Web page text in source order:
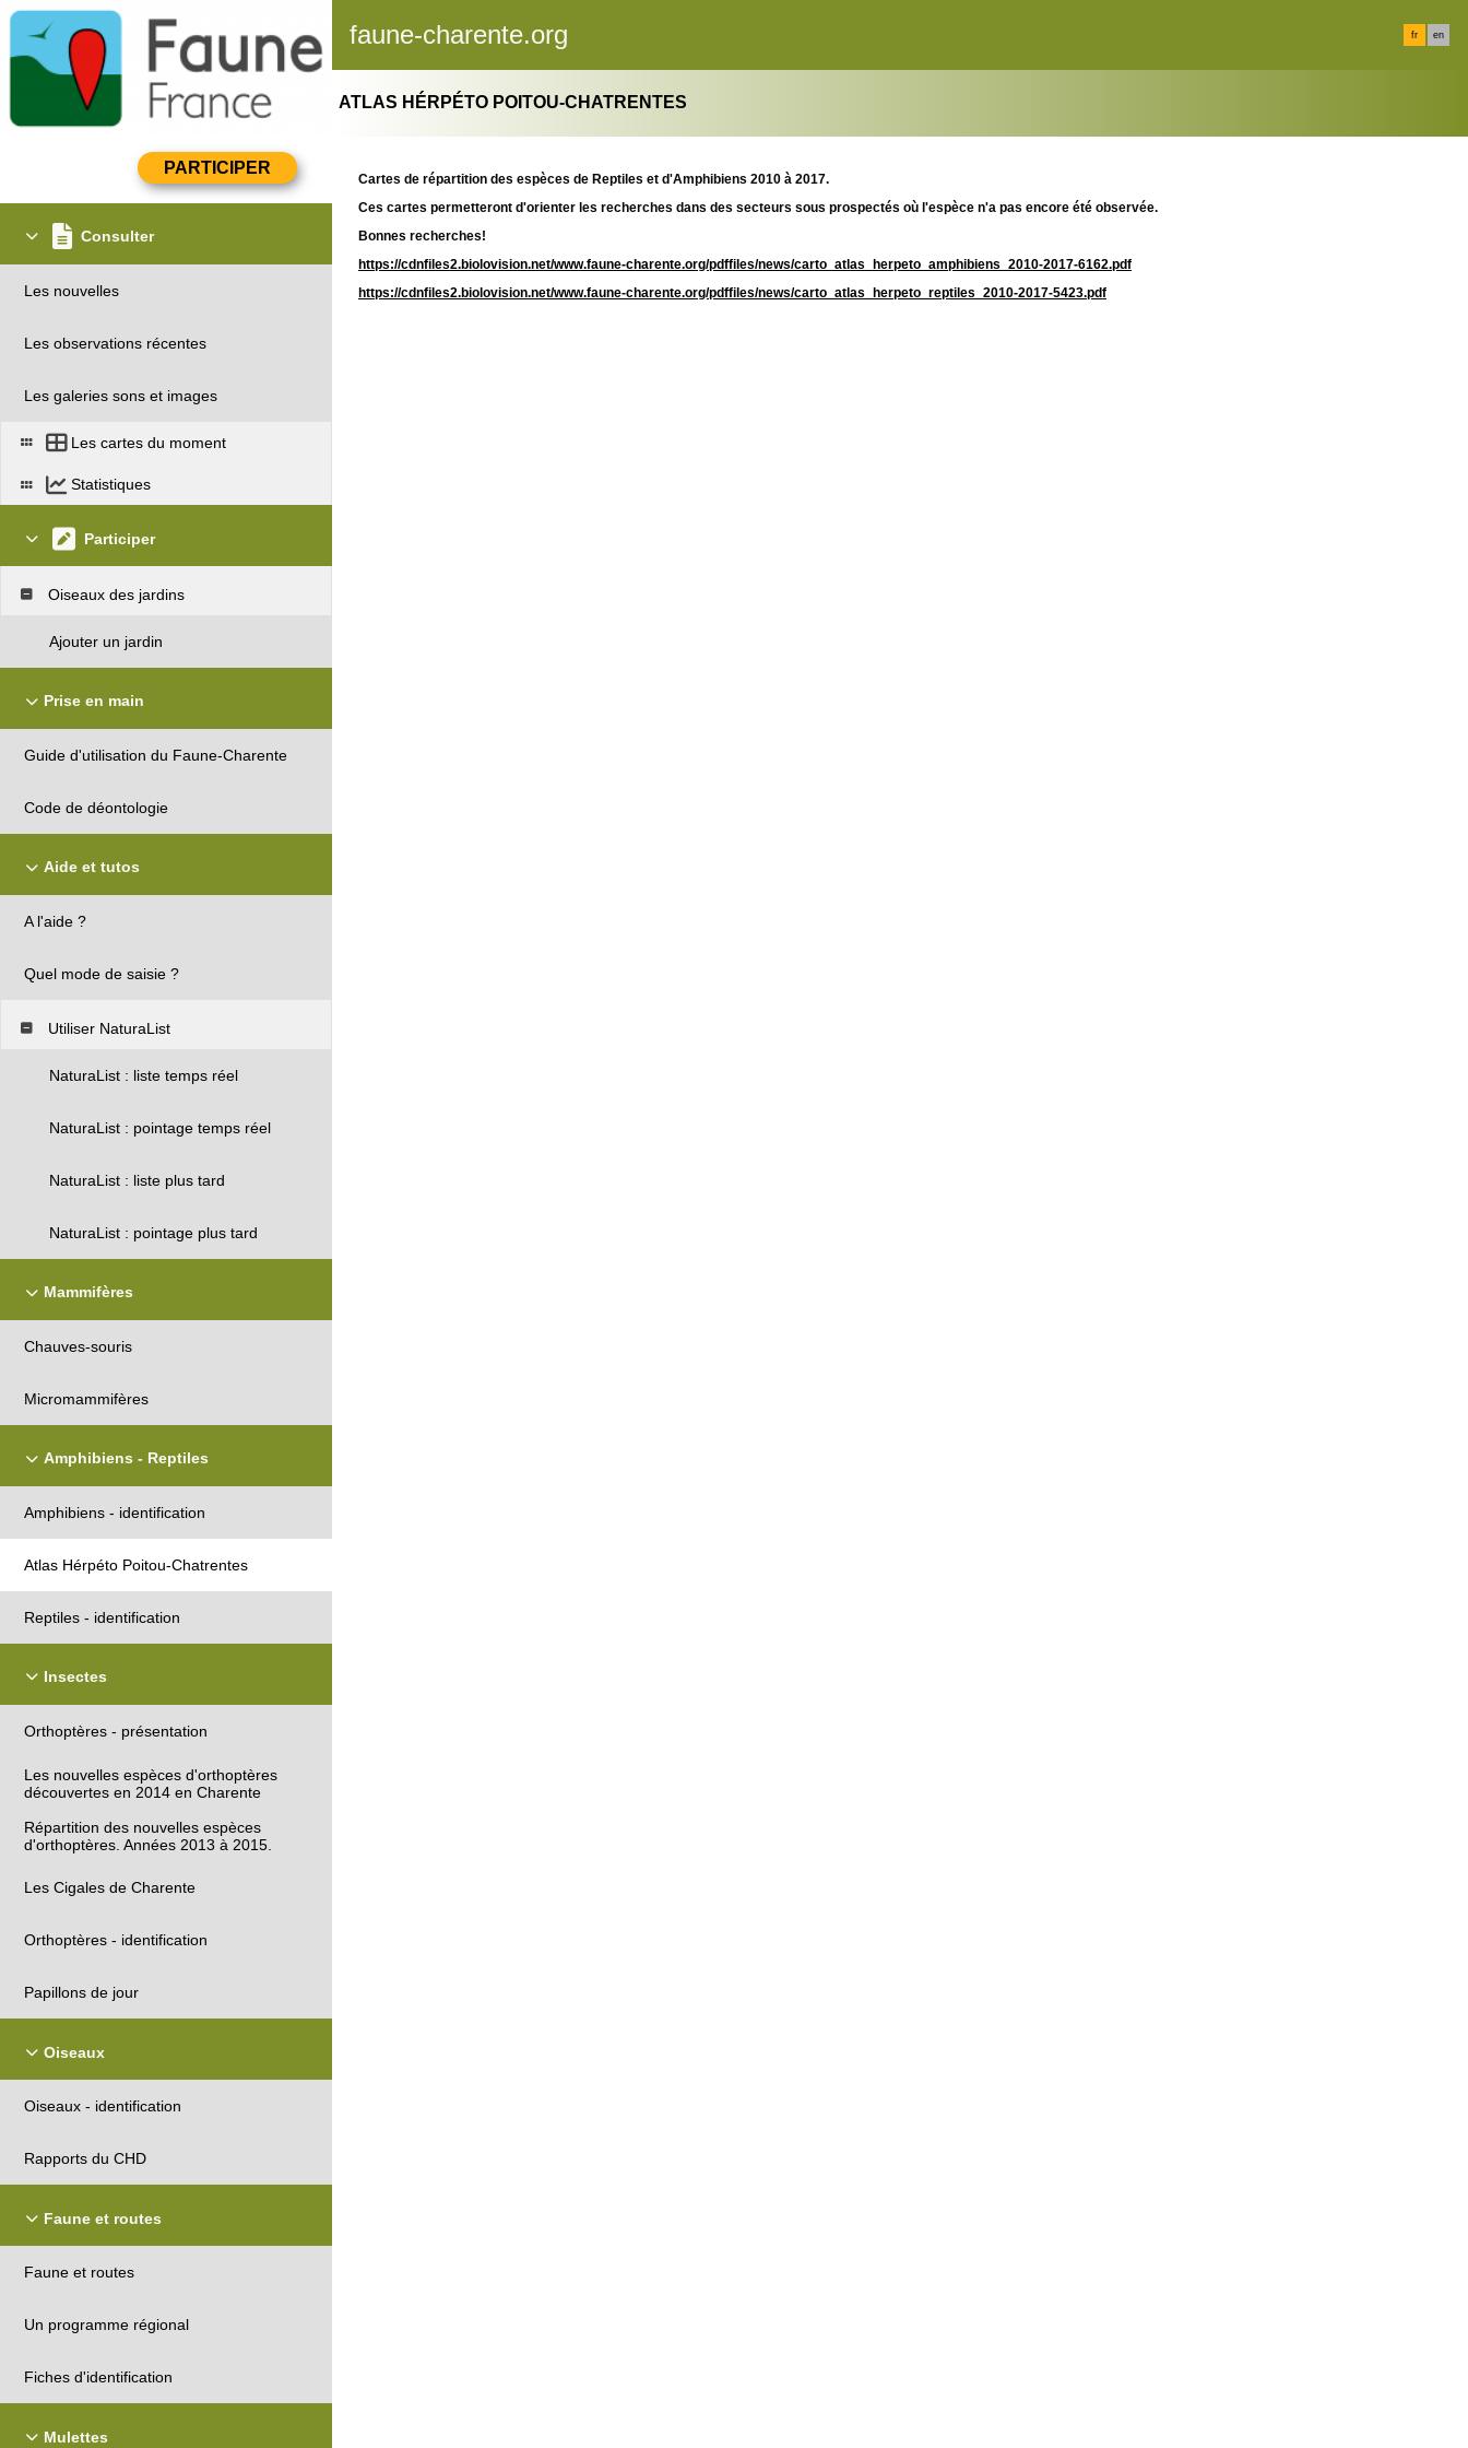
faune-charente.org fr en
Consulter
Les nouvelles
Les observations récentes
Les galeries sons et images
Les cartes du moment
Statistiques
Participer
Oiseaux des jardins
Ajouter un jardin
Prise en main
Guide d'utilisation du Faune-Charente
Code de déontologie
Aide et tutos
A l'aide ?
Quel mode de saisie ?
Utiliser NaturaList
NaturaList : liste temps réel
NaturaList : pointage temps réel
NaturaList : liste plus tard
NaturaList : pointage plus tard
Mammifères
Chauves-souris
Micromammifères
Amphibiens - Reptiles
Amphibiens - identification
Atlas Hérpéto Poitou-Chatrentes
Reptiles - identification
Insectes
Orthoptères - présentation
Les nouvelles espèces d'orthoptères
découvertes en 2014 en Charente
Répartition des nouvelles espèces
d'orthoptères. Années 2013 à 2015.
Les Cigales de Charente
Orthoptères - identification
Papillons de jour
Oiseaux
Oiseaux - identification
Rapports du CHD
Faune et routes
Faune et routes
Un programme régional
Fiches d'identification
Mulettes
ATLAS HÉRPÉTO POITOU-CHATRENTES
Cartes de répartition des espèces de Reptiles et d'Amphibiens 2010 à 2017.
Ces cartes permetteront d'orienter les recherches dans des secteurs sous prospectés où l'espèce n'a pas encore été observée.
Bonnes recherches!
https://cdnfiles2.biolovision.net/www.faune-charente.org/pdffiles/news/carto_atlas_herpeto_amphibiens_2010-2017-6162.pdf
https://cdnfiles2.biolovision.net/www.faune-charente.org/pdffiles/news/carto_atlas_herpeto_reptiles_2010-2017-5423.pdf